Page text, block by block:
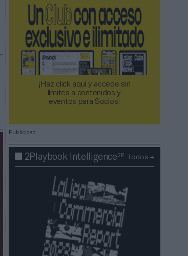
¡Haz click aquí y accede sin
límites a contenidos y
eventos para Socios!​​​​​​​
Publicidad
2Playbook Intelligence2P Todos